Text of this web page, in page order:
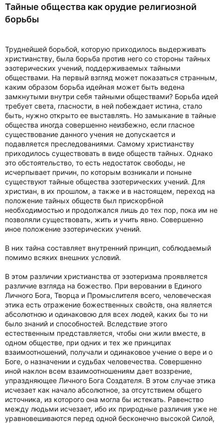
Тайные общества как орудие религиозной
борьбы
Труднейшей борьбой, которую приходилось выдерживать
христианству, была борьба против него со стороны тайных
эзотерических учений, поддерживаемых тайными
обществами. На первый взгляд может показаться странным,
каким образом борьба идейная может быть ведена
замкнутыми внутри себя тайными обществами? Борьба идей
требует света, гласности, в ней побеждает истина, стало
быть, нужно открыто ее выставлять. Но замыкание в тайные
общества иногда совершенно неизбежно, если гласное
существование данного учения не допускается и
подавляется преследованиями. Самому христианству
приходилось существовать в виде обществ тайных. Однако
это обстоятельство, то есть недостаток свободы, не
исчерпывает причин, по которым возникали и поныне
существуют тайные общества эзотерических учений. Для
христиан, в их прошлом, а также и в настоящем, переход на
положение тайных обществ был прискорбной
необходимостью и продолжался лишь до тех пор, пока им не
позволяли существовать, жить и учить явно. Совершенно
иное положение эзотерических учений.
В них тайна составляет внутренний принцип, соблюдаемый
помимо всяких внешних условий.
В этом различии христианства от эзотеризма проявляется
различие взгляда на божество. При веровании в Единого
Личного Бога, Творца и Промыслителя всего, человеческая
этика есть отражение божественных свойств, она является
абсолютною и одинаковою для всех людей, каких бы то ни
было знаний и способностей. Вследствие этого
естественным представляется, чтобы они жили вместе, в
одном обществе, при одних и тех же принципах
взаимоотношений, получали и одинаковое учение о вере и о
Боге, о назначении и судьбах человечества. Совершенно
иной наклон всем взаимоотношениям дает воззрение,
упраздняющее Личного Бога Создателя. В этом случае этика
исчезает как начало абсолютное, за отсутствием общего
источника, из которого она могла бы истекать. Равенство
между людьми исчезает, ибо их природные различия уже не
уравновешиваются перед одной бесконечно высокой Силой,